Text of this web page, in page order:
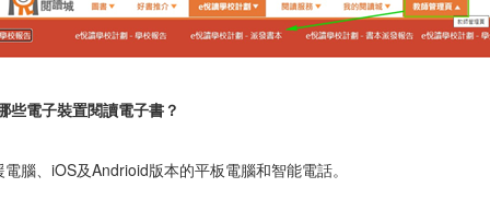
些電子裝置閱讀電子書？
腦、iOS及Andrioid版本的平板電腦和智能電話。